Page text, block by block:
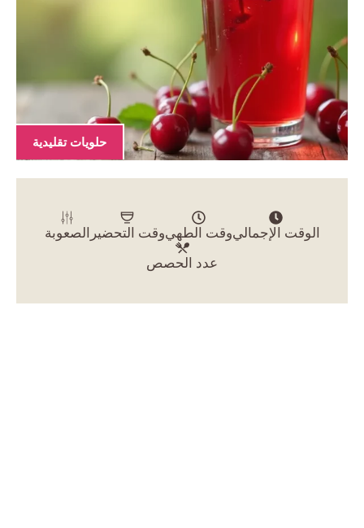
حلويات تقليدية
الصعوبة وقت التحضيروقت الطهيالوقت الإجمالي
عدد الحصص